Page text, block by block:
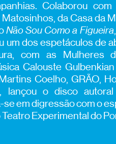
Colaborou
da Casa da
Não Sou Como a Figueira
um dos espetáculos de
com as
Calouste
Coelho, GRÃO,
lançou o disco
em digressão com o
Teatro Experimental do